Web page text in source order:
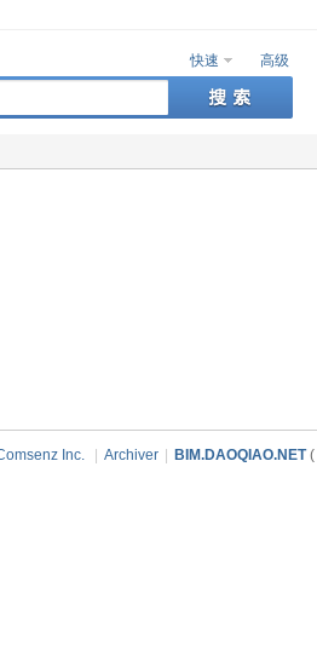
快速 高级
Inc. Archiver BIM.DAOQIAO.NET(